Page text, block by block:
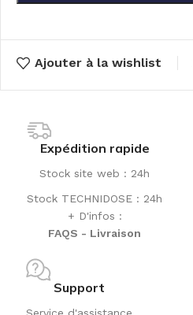
Ajouter à la wishlist
Expédition rapide
Stock site web : 24h
Stock TECHNIDOSE : 24h
+ D'infos :
FAQS - Livraison
Support
Service d'assistance